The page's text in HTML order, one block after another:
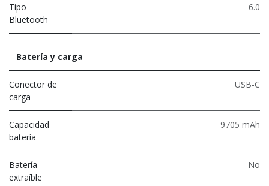
Tipo
Bluetooth
6.0
Batería y carga
Conector de
carga
USB-C
Capacidad
batería
9705 mAh
Batería
extraíble
No